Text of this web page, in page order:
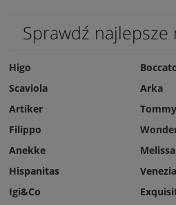
Sprawdź najlepsze
Higo
Scaviola
Artiker
Filippo
Arka
Anekke
Hispanitas
Igi&Co
Melissa
Venezia